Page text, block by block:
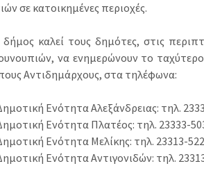
σε κατοικημένες περιοχές.
καλεί τους δημότες, στις
να ενημερώνουν το
Αντιδημάρχους, στα τηλέφωνα:
Ενότητα Αλεξάνδρειας: τηλ.
Ενότητα Πλατέος: τηλ. 23333-
Ενότητα Μελίκης: τηλ. 23313-
Ενότητα Αντιγονιδών: τηλ.